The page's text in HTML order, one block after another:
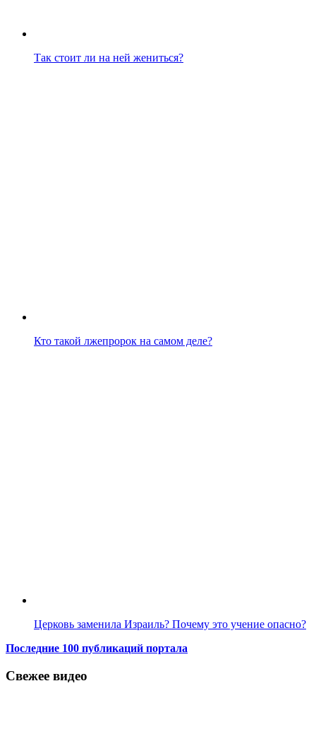
Так стоит ли на ней жениться?
Кто такой лжепророк на самом деле?
Церковь заменила Израиль? Почему это учение опасно?
Последние 100 публикаций портала
Свежее видео